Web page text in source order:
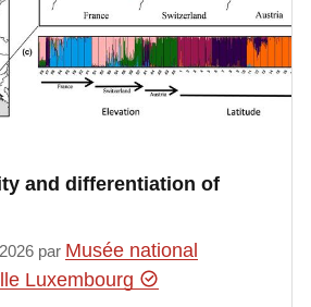
and differentiation of
par Musée national
Luxembourg